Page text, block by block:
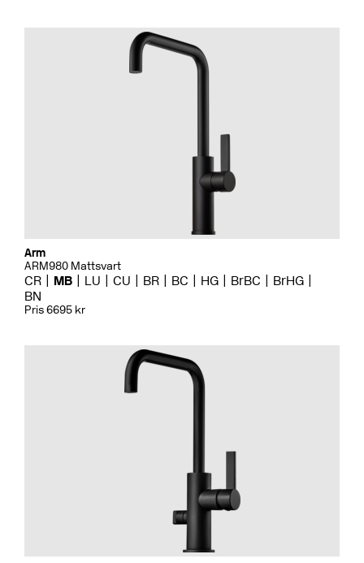
Arm
ARM980 Mattsvart
CR MB LU CU BR BC HG BrBC
BrHG
BN
Pris 6695 kr